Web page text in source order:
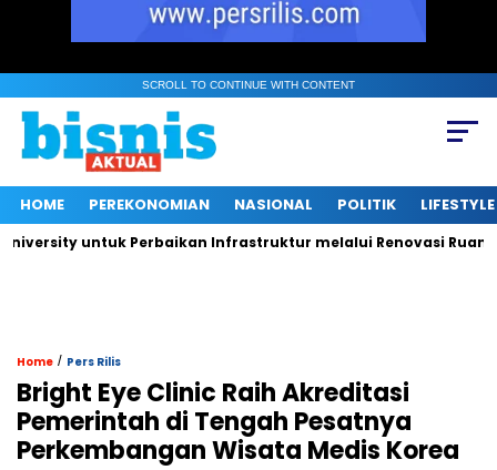
SCROLL TO CONTINUE WITH CONTENT
HOME PEREKONOMIAN NASIONAL POLITIK LIFESTYLE
untuk Perbaikan Infrastruktur melalui Renovasi Ruang
Home / Pers Rilis
Bright Eye Clinic Raih Akreditasi
Pemerintah di Tengah Pesatnya
Perkembangan Wisata Medis Korea